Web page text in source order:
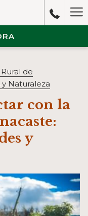
de
y Naturaleza
con la
y